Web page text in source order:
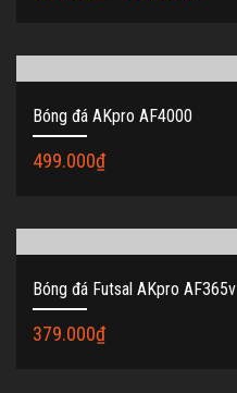
Bóng đá AKpro AF4000
499.000₫
Bóng đá Futsal AKpro AF365v
379.000₫